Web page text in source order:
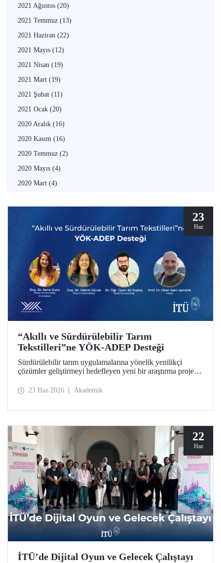
2021 Ağustos (20)
2021 Temmuz (13)
2021 Haziran (22)
2021 Mayıs (12)
2021 Nisan (19)
2021 Mart (19)
2021 Şubat (11)
2021 Ocak (20)
2020 Aralık (16)
2020 Kasım (16)
2020 Temmuz (2)
2020 Mayıs (4)
2020 Mart (4)
23
Haz
“Akıllı ve Sürdürülebilir Tarım
Tekstilleri”ne YÖK-ADEP Desteği
Sürdürülebilir tarım uygulamalarına yönelik yenilikçi
çözümler geliştirmeyi hedefleyen yeni bir araştırma projesi,
değerli ürünlere dönüştürülmesini amaçlayan çalışma;
23 Haz 2026 Akademik
22
Haz
İTÜ’de Dijital Oyun ve Gelecek Çalıştayı